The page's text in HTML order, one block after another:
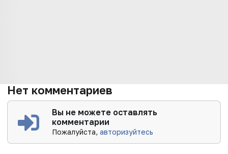
Нет комментариев
Вы не можете оставлять
комментарии
Пожалуйста,авторизуйтесь